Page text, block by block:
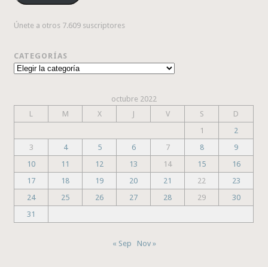
Únete a otros 7.609 suscriptores
CATEGORÍAS
Categorías
octubre 2022
L
M X J V S
D
1
2
3
4 5 6 7 8
9
10
11 12 13 14 15
16
17
18 19 20 21 22
23
24
25 26 27 28 29
30
31
« Sep Nov »